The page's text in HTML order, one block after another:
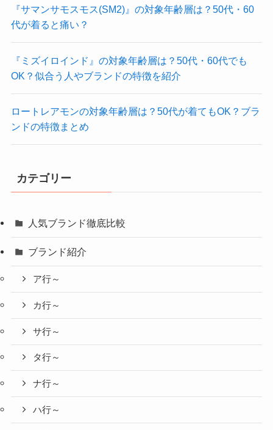
『サマンサモスモス(SM2)』の対象年齢層は？50代・60
代が着ると痛い？
『ミズイロインド』の対象年齢層は？50代・60代でも
OK？似合う人やブランドの特徴を紹介
ロートレアモンの対象年齢層は？50代が着てもOK？ブラ
ンドの特徴まとめ
カテゴリー
人気ブランド徹底比較
ブランド紹介
ア行～
カ行～
サ行～
タ行～
ナ行～
ハ行～